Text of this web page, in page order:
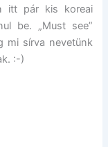
itt pár kis koreai
be. „Must see”
mi sírva nevetünk
:-)